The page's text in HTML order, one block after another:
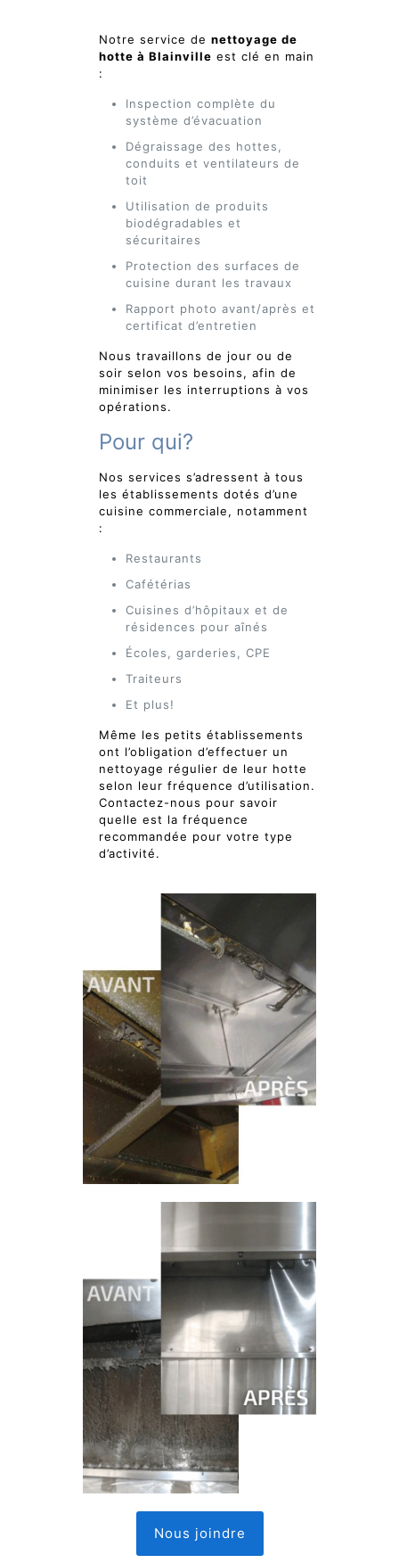
Notre service denettoyage de
hotte à Blainville est clé en main
:
Inspection complète du
système d’évacuation
Dégraissage des hottes,
conduits et ventilateurs de
toit
Utilisation de produits
biodégradables et
sécuritaires
Protection des surfaces de
cuisine durant les travaux
Rapport photo avant/après et
certificat d’entretien
Nous travaillons de jour ou de
soir selon vos besoins, afin de
minimiser les interruptions à vos
opérations.
Pour qui?
Nos services s’adressent à tous
les établissements dotés d’une
cuisine commerciale, notamment
:
Restaurants
Cafétérias
Cuisines d’hôpitaux et de
résidences pour aînés
Écoles, garderies, CPE
Traiteurs
Et plus!
Même les petits établissements
ont l’obligation d’effectuer un
nettoyage régulier de leur hotte
selon leur fréquence d’utilisation.
Contactez-nous pour savoir
quelle est la fréquence
recommandée pour votre type
d’activité.
Nous joindre